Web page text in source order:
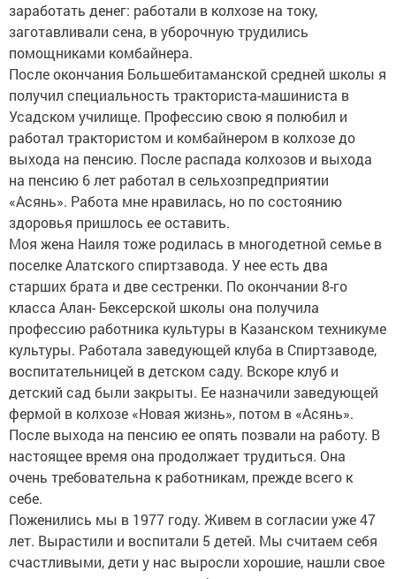
заработать денег: работали в колхозе на току,
заготавливали сена, в уборочную трудились
помощниками комбайнера.
После окончания Большебитаманской средней школы я
получил специальность тракториста-машиниста в
Усадском училище. Профессию свою я полюбил и
работал трактористом и комбайнером в колхозе до
выхода на пенсию. После распада колхозов и выхода
на пенсию 6 лет работал в сельхозпредприятии
«Асянь». Работа мне нравилась, но по состоянию
здоровья пришлось ее оставить.
Моя жена Наиля тоже родилась в многодетной семье в
поселке Алатского спиртзавода. У нее есть два
старших брата и две сестренки. По окончании 8-го
класса Алан- Бексерской школы она получила
профессию работника культуры в Казанском техникуме
культуры. Работала заведующей клуба в Спиртзаводе,
воспитательницей в детском саду. Вскоре клуб и
детский сад были закрыты. Ее назначили заведующей
фермой в колхозе «Новая жизнь», потом в «Асянь».
После выхода на пенсию ее опять позвали на работу. В
настоящее время она продолжает трудиться. Она
очень требовательна к работникам, прежде всего к
себе.
Поженились мы в 1977 году. Живем в согласии уже 47
лет. Вырастили и воспитали 5 детей. Мы считаем себя
счастливыми, дети у нас выросли хорошие, нашли свое